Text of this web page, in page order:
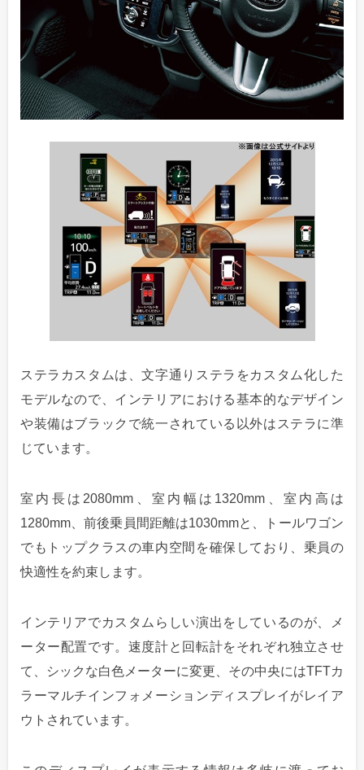
ステラカスタムは、文字通りステラをカスタム化した
モデルなので、インテリアにおける基本的なデザイン
や装備はブラックで統一されている以外はステラに準
じています。
室内長は2080mm、室内幅は1320mm、室内高は
1280mm、前後乗員間距離は1030mmと、トールワゴン
でもトップクラスの車内空間を確保しており、乗員の
快適性を約束します。
インテリアでカスタムらしい演出をしているのが、メ
ーター配置です。速度計と回転計をそれぞれ独立させ
て、シックな白色メーターに変更、その中央にはTFTカ
ラーマルチインフォメーションディスプレイがレイア
ウトされています。